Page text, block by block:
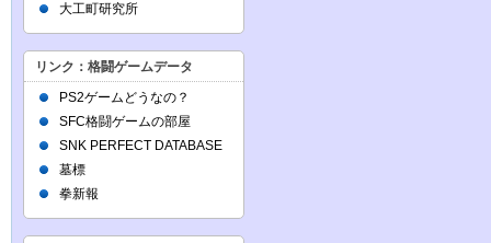
大工町研究所
リンク：格闘ゲームデータ
PS2ゲームどうなの？
SFC格闘ゲームの部屋
SNK PERFECT DATABASE
墓標
拳新報